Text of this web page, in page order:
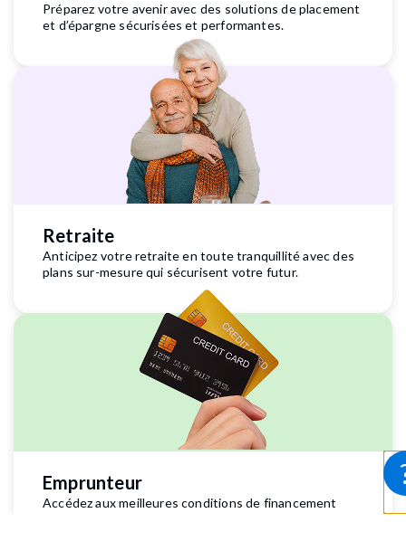
Préparez votre avenir avec des solutions de placement
et d’épargne sécurisées et performantes.
Retraite
Anticipez votre retraite en toute tranquillité avec des
plans sur-mesure qui sécurisent votre futur.
Emprunteur
Accédez aux meilleures conditions de financement